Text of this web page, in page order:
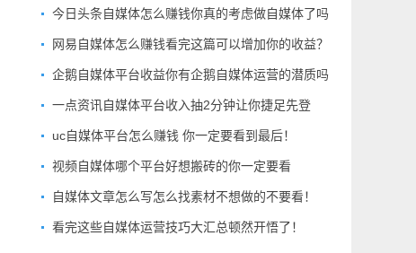
今日头条自媒体怎么赚钱你真的考虑做自媒体了吗
网易自媒体怎么赚钱看完这篇可以增加你的收益？
企鹅自媒体平台收益你有企鹅自媒体运营的潜质吗
一点资讯自媒体平台收入抽2分钟让你捷足先登
uc自媒体平台怎么赚钱 你一定要看到最后！
视频自媒体哪个平台好想搬砖的你一定要看
自媒体文章怎么写怎么找素材不想做的不要看！
看完这些自媒体运营技巧大汇总顿然开悟了！